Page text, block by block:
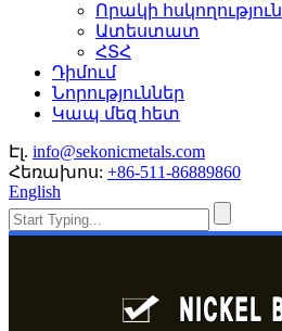
Որակի հսկողություն
Ատեստատ
ՀՏՀ
Դիմում
Նորություններ
Կապ մեզ հետ
Էլ. info@sekonicmetals.com
Հեռախոս: +86-511-86889860
English